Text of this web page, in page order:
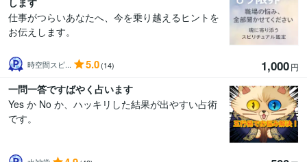
仕事がつらいあなたへ、今を乗り越えるヒントを
お伝えします。
時空間スピ... 5.0(14) 1,000円
一問一答ですばやく占います
Yes か No か、ハッキリした結果が出やすい占術
です。